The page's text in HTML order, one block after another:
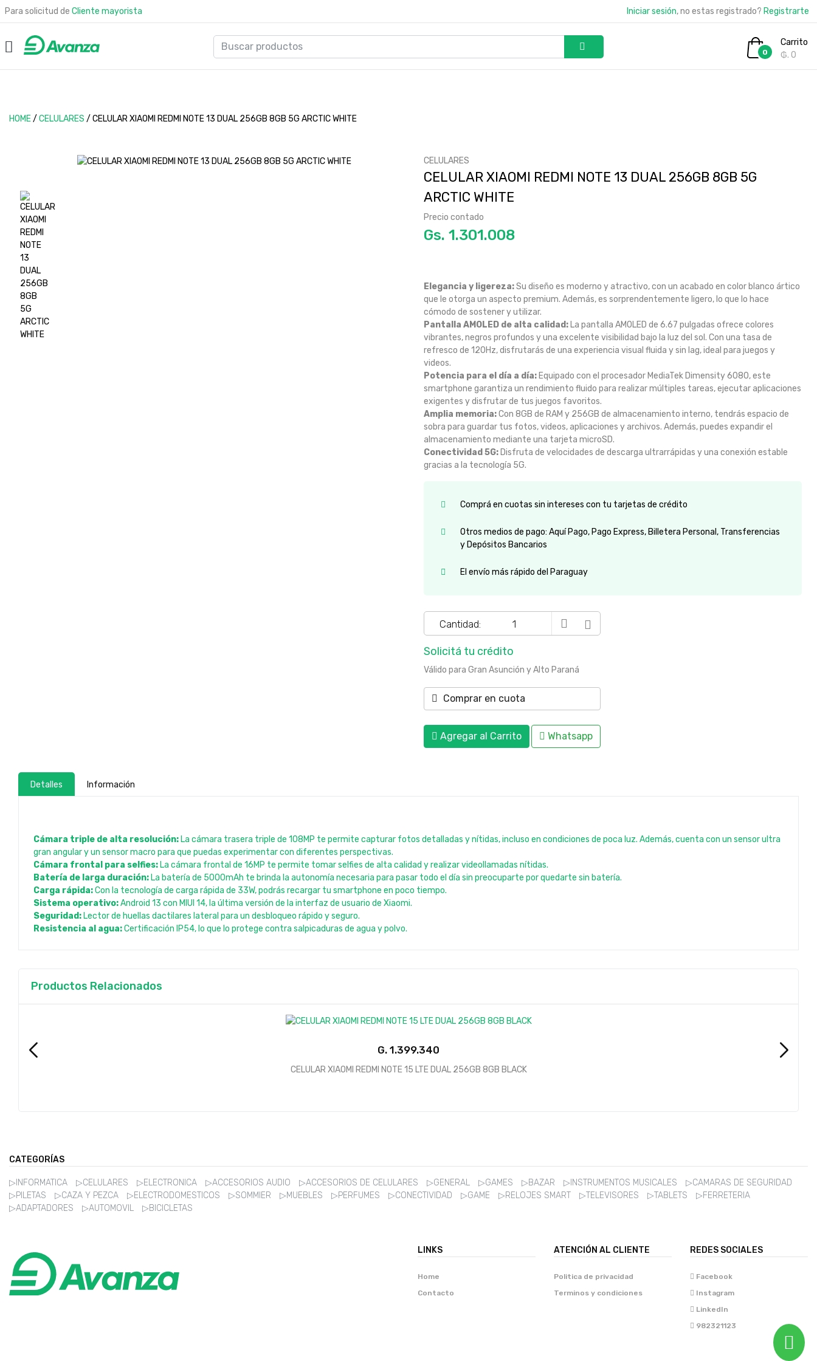
Para solicitud de Cliente mayorista Iniciar sesión, no estas registrado? Registrarte
0
Carrito
₲. 0
HOME/ CELULARES / CELULAR XIAOMI REDMI NOTE 13 DUAL 256GB 8GB 5G ARCTIC WHITE
CELULARES
CELULAR XIAOMI REDMI NOTE 13 DUAL 256GB 8GB 5G
ARCTIC WHITE
Precio contado
Gs.
Elegancia y ligereza:Su diseño es moderno y atractivo, con un acabado en color blanco ártico
que le otorga un aspecto premium. Además, es sorprendentemente ligero, lo que lo hace
cómodo de sostener y utilizar.
Pantalla AMOLED de alta calidad: La pantalla AMOLED de 6.67 pulgadas ofrece colores
vibrantes, negros profundos y una excelente visibilidad bajo la luz del sol. Con una tasa de
refresco de 120Hz, disfrutarás de una experiencia visual fluida y sin lag, ideal para juegos y
videos.
Potencia para el día a día: Equipado con el procesador MediaTek Dimensity 6080, este
smartphone garantiza un rendimiento fluido para realizar múltiples tareas, ejecutar aplicaciones
exigentes y disfrutar de tus juegos favoritos.
Amplia memoria:Con 8GB de RAM y 256GB de almacenamiento interno, tendrás espacio de
sobra para guardar tus fotos, videos, aplicaciones y archivos. Además, puedes expandir el
almacenamiento mediante una tarjeta microSD.
Conectividad 5G: Disfruta de velocidades de descarga ultrarrápidas y una conexión estable
gracias a la tecnología 5G.
Comprá en cuotas sin intereses con tu tarjetas de crédito
Otros medios de pago: Aquí Pago, Pago Express, Billetera Personal, Transferencias
y Depósitos Bancarios
El envío más rápido del Paraguay
Cantidad:
Solicitá tu crédito
Válido para Gran Asunción y Alto Paraná
Comprar en cuota
Agregar al Carrito Whatsapp
Detalles Información
Cámara triple de alta resolución: La cámara trasera triple de 108MP te permite capturar fotos detalladas y nítidas, incluso en condiciones de poca luz. Además, cuenta con un sensor ultra
gran angular y un sensor macro para que puedas experimentar con diferentes perspectivas.
Cámara frontal para selfies: La cámara frontal de 16MP te permite tomar selfies de alta calidad y realizar videollamadas nítidas.
Batería de larga duración: La batería de 5000mAh te brinda la autonomía necesaria para pasar todo el día sin preocuparte por quedarte sin batería.
Carga rápida:Con la tecnología de carga rápida de 33W, podrás recargar tu smartphone en poco tiempo.
Sistema operativo:Android 13 con MIUI 14, la última versión de la interfaz de usuario de Xiaomi.
Seguridad: Lector de huellas dactilares lateral para un desbloqueo rápido y seguro.
Resistencia al agua:Certificación IP54, lo que lo protege contra salpicaduras de agua y polvo.
Productos Relacionados
G. 1.399.340
CELULAR XIAOMI REDMI NOTE 15 LTE DUAL 256GB 8GB BLACK
CATEGORÍAS
▷INFORMATICA ▷CELULARES ▷ELECTRONICA ▷ACCESORIOS AUDIO ▷ACCESORIOS DE CELULARES ▷GENERAL ▷GAMES ▷BAZAR ▷INSTRUMENTOS MUSICALES
▷CAMARAS DE SEGURIDAD
▷PILETAS
▷CAZA Y PEZCA ▷ELECTRODOMESTICOS ▷SOMMIER ▷MUEBLES ▷PERFUMES ▷CONECTIVIDAD ▷GAME ▷RELOJES SMART ▷TELEVISORES ▷TABLETS
▷FERRETERIA
▷ADAPTADORES
▷AUTOMOVIL ▷BICICLETAS
LINKS
Home
Contacto
ATENCIÓN AL CLIENTE
Politica de privacidad
Terminos y condiciones
REDES SOCIALES
Facebook
Instagram
LinkedIn
982321123